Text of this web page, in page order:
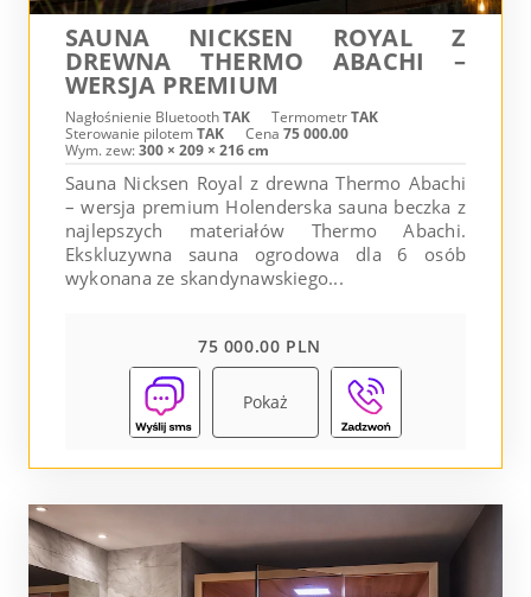
SAUNA NICKSEN ROYAL Z
DREWNA THERMO ABACHI –
WERSJA PREMIUM
Nagłośnienie BluetoothTAK TermometrTAK
Sterowanie pilotemTAK Cena 75 000.00
Wym. zew:300 × 209 × 216 cm
Sauna Nicksen Royal z drewna Thermo Abachi
– wersja premium Holenderska sauna beczka z
najlepszych materiałów Thermo Abachi.
Ekskluzywna sauna ogrodowa dla 6 osób
wykonana ze skandynawskiego...
75 000.00 PLN
Pokaż